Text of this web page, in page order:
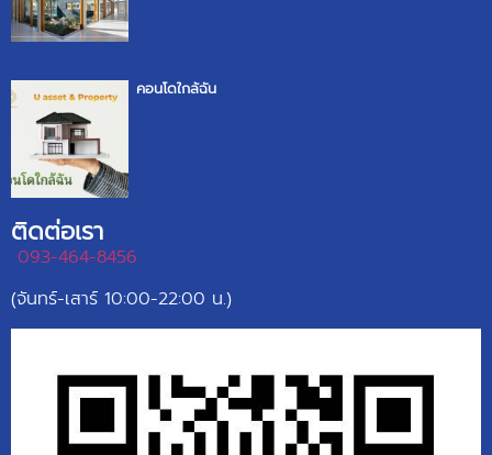
คอนโดใกล้ฉัน
ติดต่อเรา
093-464-8456
(จันทร์-เสาร์ 10:00-22:00 น.)